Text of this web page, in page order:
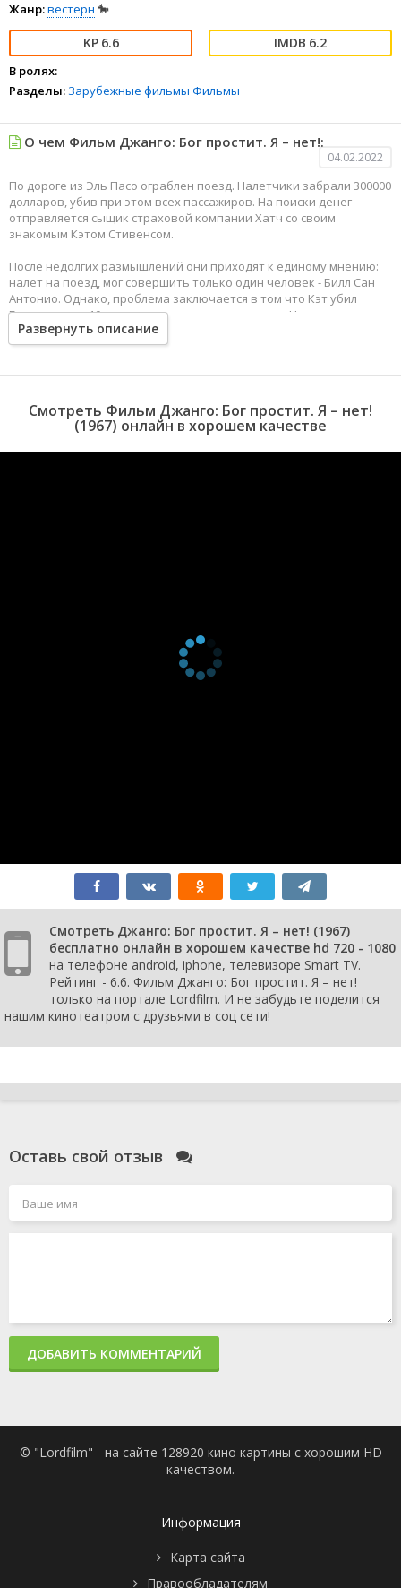
Жанр:вестерн 🐎
6.6 6.2
В ролях:
Разделы: Зарубежные фильмы Фильмы
О чем Фильм Джанго: Бог простит. Я – нет!:
04.02.2022
По дороге из Эль Пасо ограблен поезд. Налетчики забрали 300000
долларов, убив при этом всех пассажиров. На поиски денег
отправляется сыщик страховой компании Хатч со своим
знакомым Кэтом Стивенсом.
После недолгих размышлений они приходят к единому мнению:
налет на поезд, мог совершить только один человек - Билл Сан
Антонио. Однако, проблема заключается в том что Кэт убил
Билла еще за 10-ть месяцев до этого разговора. Но, тем не менее
следы преступления указывают совершенно отчетливо на
работу Билла...
Развернуть описание
Смотреть Фильм Джанго: Бог простит. Я – нет!
(1967) онлайн в хорошем качестве
Смотреть Джанго: Бог простит. Я – нет! (1967)
бесплатно онлайн в хорошем качестве hd 720 - 1080
на телефоне android, iphone, телевизоре Smart TV.
Рейтинг - 6.6. Фильм Джанго: Бог простит. Я – нет!
только на портале Lordfilm. И не забудьте поделится
нашим кинотеатром с друзьями в соц сети!
Оставь свой отзыв
ДОБАВИТЬ КОММЕНТАРИЙ
© "Lordfilm" - на сайте 128920 кино картины с хорошим HD
качеством.
Информация
Карта сайта
Правообладателям